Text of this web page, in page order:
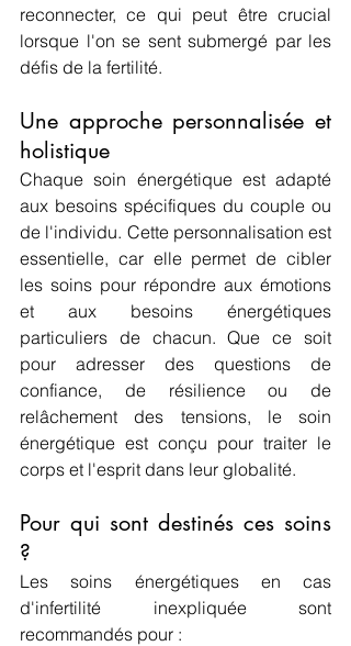
reconnecter, ce qui peut être crucial
lorsque l'on se sent submergé par les
défis de la fertilité.
Une approche personnalisée et
holistique
Chaque soin énergétique est adapté
aux besoins spécifiques du couple ou
de l'individu. Cette personnalisation est
essentielle, car elle permet de cibler
les soins pour répondre aux émotions
et aux besoins énergétiques
particuliers de chacun. Que ce soit
pour adresser des questions de
confiance, de résilience ou de
relâchement des tensions, le soin
énergétique est conçu pour traiter le
corps et l'esprit dans leur globalité.
Pour qui sont destinés ces soins
?
Les soins énergétiques en cas
d'infertilité inexpliquée sont
recommandés pour :